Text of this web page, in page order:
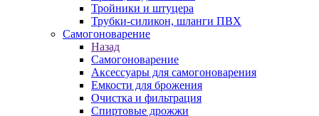
Тройники и штуцера
Трубки-силикон, шланги ПВХ
Самогоноварение
Назад
Самогоноварение
Аксессуары для самогоноварения
Емкости для брожения
Очистка и фильтрация
Спиртовые дрожжи